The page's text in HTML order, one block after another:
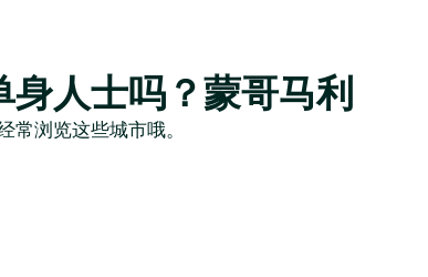
人士吗？蒙哥马利
常浏览这些城市哦。